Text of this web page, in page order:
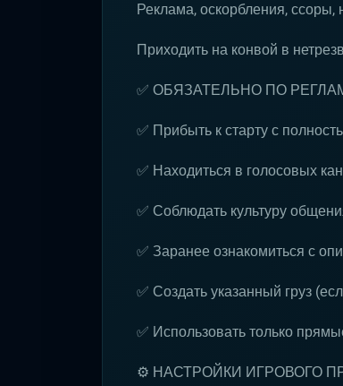
Реклама, оскорбления, ссоры,
Приходить на конвой в
✅ ОБЯЗАТЕЛЬНО ПО
✅ Прибыть к старту с
✅ Находиться в голосовых
✅ Соблюдать культуру
✅ Заранее ознакомиться с
✅ Создать указанный груз
✅ Использовать только
⚙️ НАСТРОЙКИ ИГРОВОГО